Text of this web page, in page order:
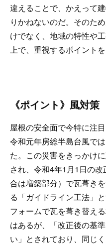
違えることで、かえって
りかねないのだ。そのた
けでなく、地域の特性や
上で、重視するポイント
《ポイント》風対策
屋根の安全面で今特に注
令和元年房総半島台風で
た。この災害をきっかけ
され、令和4年1月1日の
合は増築部分）で瓦葺き
る「ガイドライン工法」
フォームで瓦を葺き替え
はあるが、「改正後の基
い」とされており、同じ